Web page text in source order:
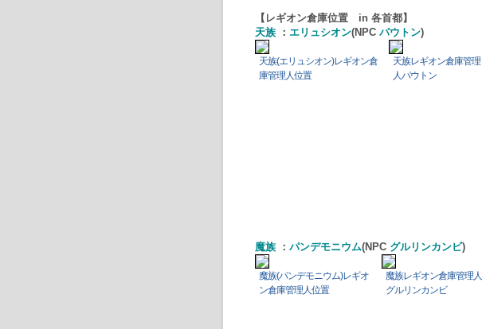
【レギオン倉庫位置 in 各首都】
天族 ： エリュシオン(NPC パウトン)
天族(エリュシオン)レギオン倉
庫管理人位置
天族レギオン倉庫管理
人パウトン
魔族 ： パンデモニウム(NPC グルリンカンビ)
魔族(パンデモニウム)レギオ
ン倉庫管理人位置
魔族レギオン倉庫管理人
グルリンカンビ